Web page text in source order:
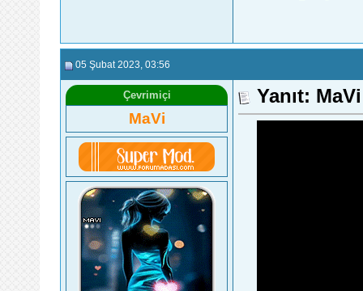
05 Şubat 2023 , 03:56
Çevrimiçi
MaVi
Yanıt: